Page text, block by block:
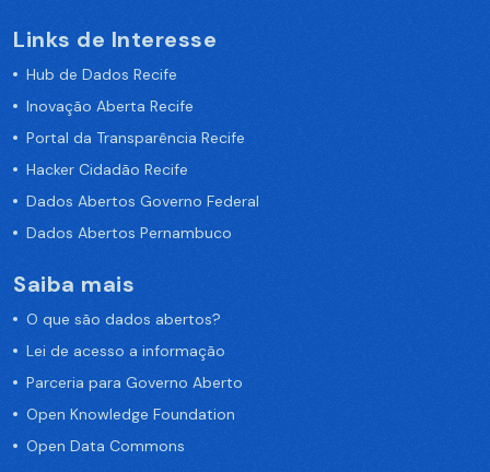
Links de Interesse
Hub de Dados Recife
Inovação Aberta Recife
Portal da Transparência Recife
Hacker Cidadão Recife
Dados Abertos Governo Federal
Dados Abertos Pernambuco
Saiba mais
O que são dados abertos?
Lei de acesso a informação
Parceria para Governo Aberto
Open Knowledge Foundation
Open Data Commons